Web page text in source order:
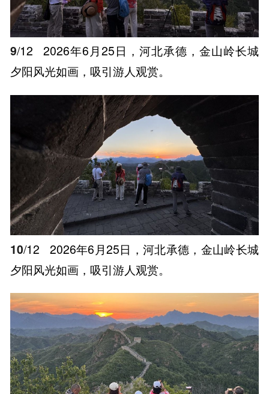
9/12
2026年6月25日，河北承德，金山岭长城
夕阳风光如画，吸引游人观赏。
10/12
2026年6月25日，河北承德，金山岭长城
夕阳风光如画，吸引游人观赏。